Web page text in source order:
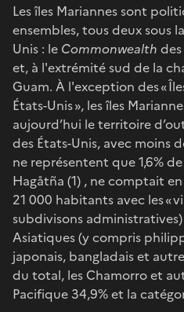
Les îles Mariannes sont
ensembles, tous deux sous
Unis : le Commonwealth
et, à l'extrémité sud de la
Guam. À l'exception des «
États-Unis », les îles
aujourd’hui le territoire
des États-Unis, avec moins
ne représentent que 1,6%
Hagåtña (1) , ne comptait
21 000 habitants avec les «
subdivisons
Asiatiques (y compris
japonais, bangladais et
du total, les Chamorro et
Pacifique 34,9% et la